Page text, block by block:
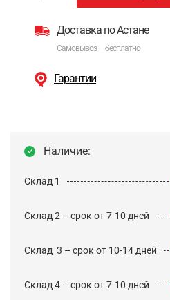
Доставка по Астане
Самовывоз — бесплатно
Гарантии
Наличие:
Склад 1
Склад 2 – срок от 7-10 дней
Cклад 3 – срок от 10-14 дней
Склад 4 – срок от 7-10 дней